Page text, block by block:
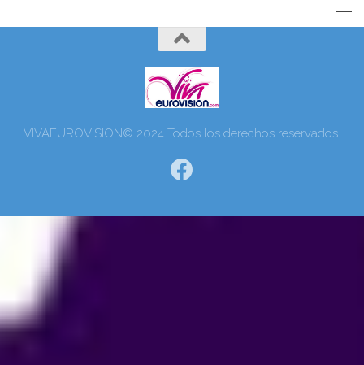
VIVAEUROVISION© 2024 Todos los derechos reservados.